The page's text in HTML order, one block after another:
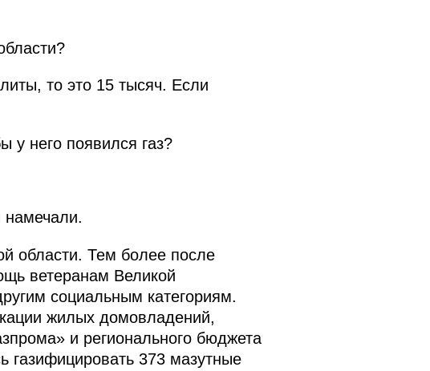
то это 15 тысяч. Если
у него появился газ?
области. Тем более после
ветеранам Великой
социальным категориям.
жилых домовладений,
и регионального бюджета
газифицировать 373 мазутные